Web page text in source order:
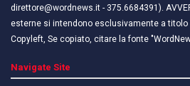
direttore@wordnews.it - ​​375.6684391).
esterne si intendono esclusivamente a
Copyleft, Se copiato, citare la fonte
Navigate Site